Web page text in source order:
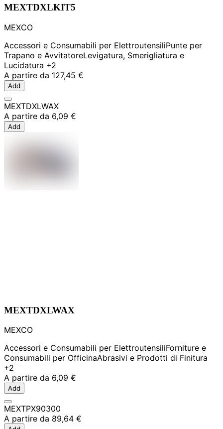
MEXTDXLKIT5
MEXCO
Accessori e Consumabili per ElettroutensiliPunte per
Trapano e AvvitatoreLevigatura, Smerigliatura e
Lucidatura +2
A partire da 127,45 €
Add
MEXTDXLWAX
A partire da 6,09 €
Add
MEXTDXLWAX
MEXCO
Accessori e Consumabili per ElettroutensiliForniture e
Consumabili per OfficinaAbrasivi e Prodotti di Finitura
+2
A partire da 6,09 €
Add
MEXTPX90300
A partire da 89,64 €